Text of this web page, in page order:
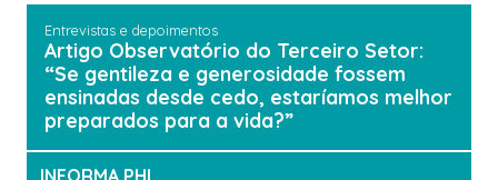
Entrevistas e depoimentos
Artigo Observatório do Terceiro Setor:
“Se gentileza e generosidade fossem
ensinadas desde cedo, estaríamos melhor
preparados para a vida?”